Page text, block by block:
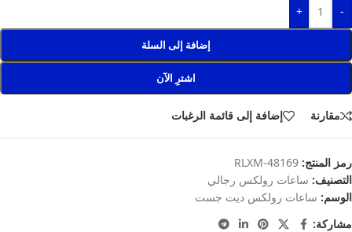
-
+
إضافة إلى السلة
اشترِ الآن
مقارنة إضافة إلى قائمة الرغبات
رمز المنتج: RLXM-48169
التصنيف: ساعات رولكس رجالي
الوسم: ساعات رولكس ديت جست
مشاركة: